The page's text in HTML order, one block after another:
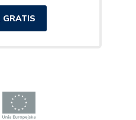
GRATIS